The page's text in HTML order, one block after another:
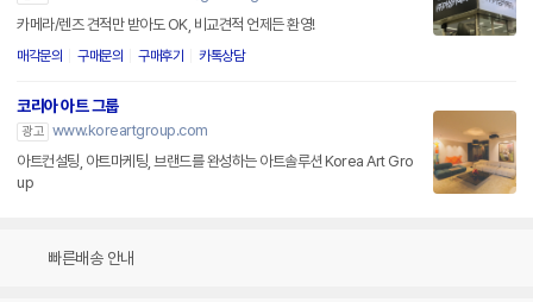
카메라/렌즈 견적만 받아도 OK, 비교견적 언제든 환영!
매각문의 구매문의 구매후기 카톡상담
코리아 아트 그룹
광고 www.koreartgroup.com
아트컨설팅, 아트마케팅, 브랜드를 완성하는 아트솔루션 Korea Art Gro
up
빠른배송 안내